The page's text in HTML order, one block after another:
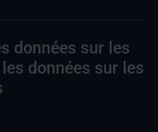
données sur les
données sur les